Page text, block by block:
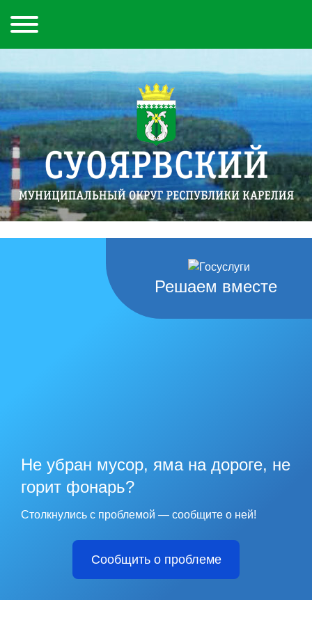
Решаем вместе
Не убран мусор, яма на дороге, не
горит фонарь?
Столкнулись с проблемой — сообщите о ней!
Сообщить о проблеме